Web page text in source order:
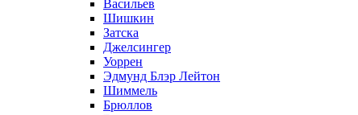
Васильев
Шишкин
Затска
Джелсингер
Уоррен
Эдмунд Блэр Лейтон
Шиммель
Брюллов